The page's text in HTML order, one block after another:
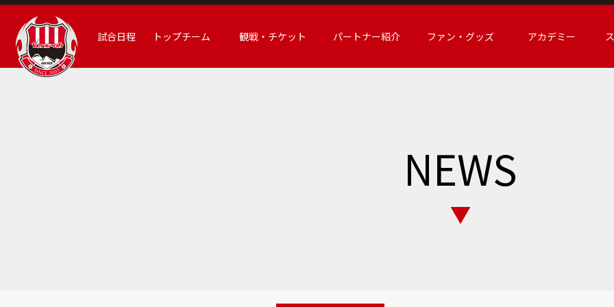
試合日程 トップチーム 観戦・チケット パートナー紹介 ファン・グッズ アカデミー
NEWS